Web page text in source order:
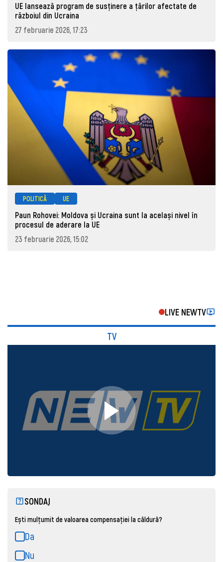
UE lansează program de susținere a țărilor afectate de
războiul din Ucraina
27 februarie 2026, 17:23
POLITICĂ UE
Paun Rohovei: Moldova și Ucraina sunt la același nivel în
procesul de aderare la UE
23 februarie 2026, 15:02
LIVE NEWTV
TV
SONDAJ
Ești mulțumit de valoarea compensației la căldură?
Da
Nu